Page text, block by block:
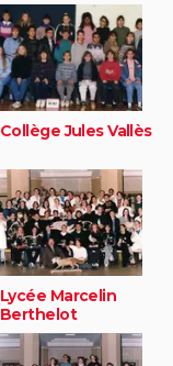
Collège Jules Vallès
Lycée Marcelin
Berthelot